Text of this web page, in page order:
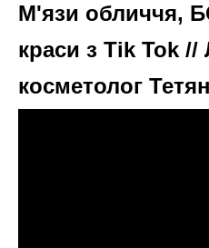
М'язи обличчя,
краси з Tik Tok //
косметолог